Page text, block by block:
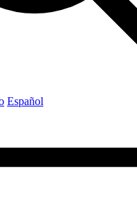
Español